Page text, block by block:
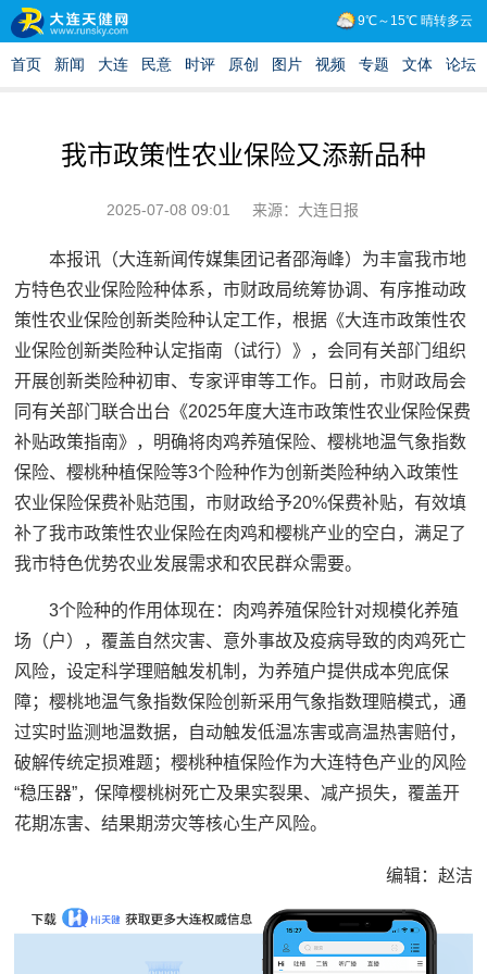
我市政策性农业保险又添新品种
2025-07-08 09:01 来源：大连日报
本报讯（大连新闻传媒集团记者邵海峰）为丰富我市地
方特色农业保险险种体系，市财政局统筹协调、有序推动政
策性农业保险创新类险种认定工作，根据《大连市政策性农
业保险创新类险种认定指南（试行）》，会同有关部门组织
开展创新类险种初审、专家评审等工作。日前，市财政局会
同有关部门联合出台《2025年度大连市政策性农业保险保费
补贴政策指南》，明确将肉鸡养殖保险、樱桃地温气象指数
保险、樱桃种植保险等3个险种作为创新类险种纳入政策性
农业保险保费补贴范围，市财政给予20%保费补贴，有效填
补了我市政策性农业保险在肉鸡和樱桃产业的空白，满足了
我市特色优势农业发展需求和农民群众需要。
3个险种的作用体现在：肉鸡养殖保险针对规模化养殖
场（户），覆盖自然灾害、意外事故及疫病导致的肉鸡死亡
风险，设定科学理赔触发机制，为养殖户提供成本兜底保
障；樱桃地温气象指数保险创新采用气象指数理赔模式，通
过实时监测地温数据，自动触发低温冻害或高温热害赔付，
破解传统定损难题；樱桃种植保险作为大连特色产业的风险
“稳压器”，保障樱桃树死亡及果实裂果、减产损失，覆盖开
花期冻害、结果期涝灾等核心生产风险。
编辑：赵洁